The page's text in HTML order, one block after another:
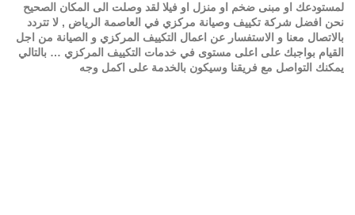
لمستودعك او مبنى ضخم او منزل او فيلا لقد وصلت الى المكان الصحيح
نحن افضل شركة تكييف وصيانة مركزي في العاصمة الرياض , لا تتردد
بالاتصال معنا و الاستفسار عن اعمال التكييف المركزي و الصيانة من اجل
القيام بواجبك على اعلى مستوى في خدمات التكييف المركزي … بالتالي
يمكنك التواصل مع فريقنا وسيكون بالخدمة على اكمل وجه